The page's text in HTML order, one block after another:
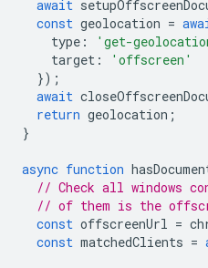
await
const geolocation =
type : 'get-
target :
'offscreen'
});
await
return geolocation ;
}
async function
// Check all windows
// of them is the
const offscreenUrl =
const matchedClients =